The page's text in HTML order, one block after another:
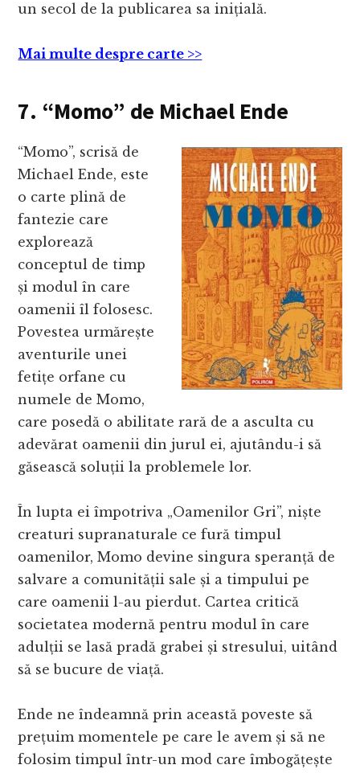
un secol de la publicarea sa inițială.
Mai multe despre carte >>
7. “Momo” de Michael Ende
“Momo”, scrisă de
Michael Ende, este
o carte plină de
fantezie care
explorează
conceptul de timp
și modul în care
oamenii îl folosesc.
Povestea urmărește
aventurile unei
fetițe orfane cu
numele de Momo,
care posedă o abilitate rară de a asculta cu
adevărat oamenii din jurul ei, ajutându-i să
găsească soluții la problemele lor.
În lupta ei împotriva „Oamenilor Gri”, niște
creaturi supranaturale ce fură timpul
oamenilor, Momo devine singura speranță de
salvare a comunității sale și a timpului pe
care oamenii l-au pierdut. Cartea critică
societatea modernă pentru modul în care
adulții se lasă pradă grabei și stresului, uitând
să se bucure de viață.
Ende ne îndeamnă prin această poveste să
prețuim momentele pe care le avem și să ne
folosim timpul într-un mod care îmbogățește